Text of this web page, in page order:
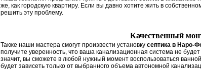
же, как городскую квартиру. Если вы давно хотите жить в
решить эту проблему.
Качественный
Также наши мастера смогут произвести установку септика в Наро-
получите уверенность, что ваша канализационная система не
значит, вы сможете в любой нужный момент воспользоваться
будет зависеть только от выбранного объема автономной